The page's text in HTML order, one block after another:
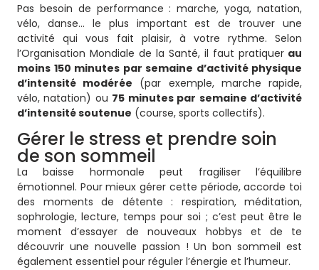
Pas besoin de performance : marche, yoga, natation,
vélo, danse… le plus important est de trouver une
activité qui vous fait plaisir, à votre rythme. Selon
l’Organisation Mondiale de la Santé, il faut pratiquer au
moins 150 minutes par semaine d’activité physique
d’intensité modérée (par exemple, marche rapide,
vélo, natation) ou 75 minutes par semaine d’activité
d’intensité soutenue (course, sports collectifs).
Gérer le stress et prendre soin
de son sommeil
La baisse hormonale peut fragiliser l’équilibre
émotionnel. Pour mieux gérer cette période, accorde toi
des moments de détente : respiration, méditation,
sophrologie, lecture, temps pour soi ; c’est peut être le
moment d’essayer de nouveaux hobbys et de te
découvrir une nouvelle passion ! Un bon sommeil est
également essentiel pour réguler l’énergie et l’humeur.